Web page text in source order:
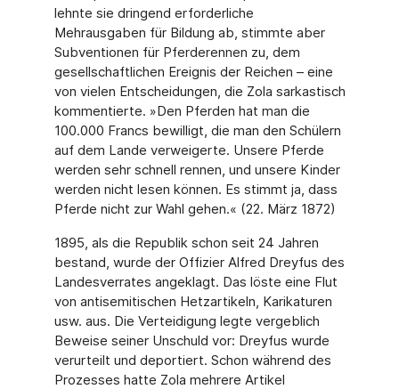
lehnte sie dringend erforderliche
Mehrausgaben für Bildung ab, stimmte aber
Subventionen für Pferderennen zu, dem
gesellschaftlichen Ereignis der Reichen – eine
von vielen Entscheidungen, die Zola sarkastisch
kommentierte. »Den Pferden hat man die
100.000 Francs bewilligt, die man den Schülern
auf dem Lande verweigerte. Unsere Pferde
werden sehr schnell rennen, und unsere Kinder
werden nicht lesen können. Es stimmt ja, dass
Pferde nicht zur Wahl gehen.« (22. März 1872)
1895, als die Republik schon seit 24 Jahren
bestand, wurde der Offizier Alfred Dreyfus des
Landesverrates angeklagt. Das löste eine Flut
von antisemitischen Hetzartikeln, Karikaturen
usw. aus. Die Verteidigung legte vergeblich
Beweise seiner Unschuld vor: Dreyfus wurde
verurteilt und deportiert. Schon während des
Prozesses hatte Zola mehrere Artikel